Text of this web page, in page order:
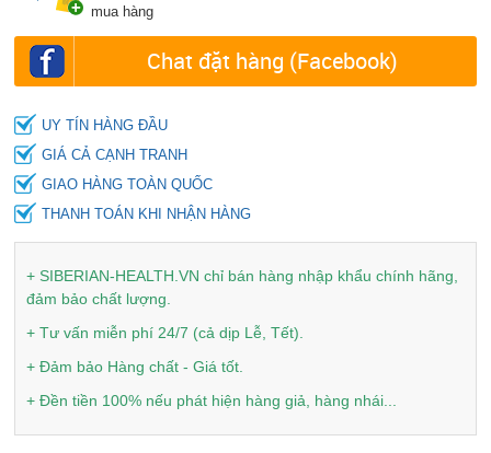
mua hàng
Chat đặt hàng (Facebook)
UY TÍN HÀNG ĐẦU
GIÁ CẢ CẠNH TRANH
GIAO HÀNG TOÀN QUỐC
THANH TOÁN KHI NHẬN HÀNG
+ SIBERIAN-HEALTH.VN chỉ bán hàng nhập khẩu chính hãng,
đảm bảo chất lượng.
+ Tư vấn miễn phí 24/7 (cả dịp Lễ, Tết).
+ Đảm bảo Hàng chất - Giá tốt.
+ Đền tiền 100% nếu phát hiện hàng giả, hàng nhái...